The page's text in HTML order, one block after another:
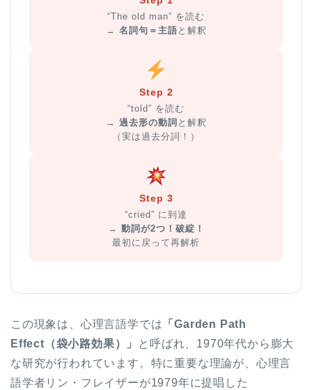
“The old man” を読む
→ 名詞句＝主語 と解釈
Step 2
“told” を読む
→ 過去形の動詞 と解釈
（実は過去分詞！）
Step 3
“cried” に到達
→ 動詞が2つ！破綻！
最初に戻って再解析
この現象は、心理言語学では 「Garden Path
Effect（袋小路効果）」
と呼ばれ、1970年代から膨大
な研究が行われています。特に重要な理論が、心理言
語学者リン・フレイザーが1979年に提唱した